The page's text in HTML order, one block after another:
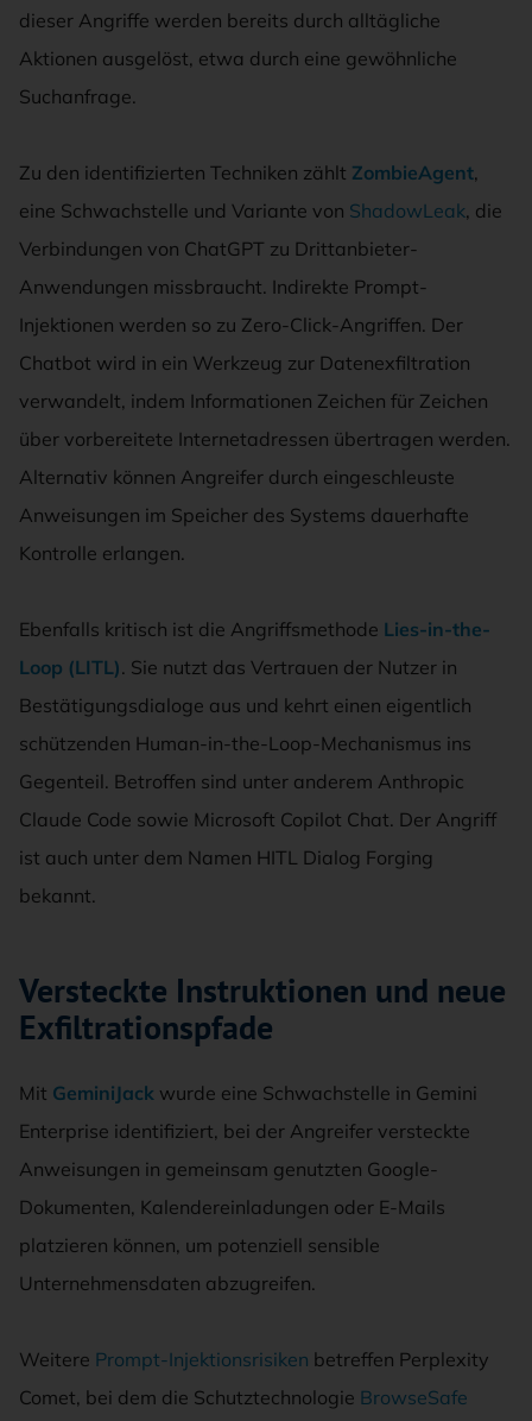
dieser Angriffe werden bereits durch alltägliche
Aktionen ausgelöst, etwa durch eine gewöhnliche
Suchanfrage.
Zu den identifizierten Techniken zählt ZombieAgent,
eine Schwachstelle und Variante von ShadowLeak, die
Verbindungen von ChatGPT zu Drittanbieter-
Anwendungen missbraucht. Indirekte Prompt-
Injektionen werden so zu Zero-Click-Angriffen. Der
Chatbot wird in ein Werkzeug zur Datenexfiltration
verwandelt, indem Informationen Zeichen für Zeichen
über vorbereitete Internetadressen übertragen werden.
Alternativ können Angreifer durch eingeschleuste
Anweisungen im Speicher des Systems dauerhafte
Kontrolle erlangen.
Ebenfalls kritisch ist die Angriffsmethode Lies-in-the-
Loop (LITL). Sie nutzt das Vertrauen der Nutzer in
Bestätigungsdialoge aus und kehrt einen eigentlich
schützenden Human-in-the-Loop-Mechanismus ins
Gegenteil. Betroffen sind unter anderem Anthropic
Claude Code sowie Microsoft Copilot Chat. Der Angriff
ist auch unter dem Namen HITL Dialog Forging
bekannt.
Versteckte Instruktionen und neue
Exfiltrationspfade
Mit GeminiJack wurde eine Schwachstelle in Gemini
Enterprise identifiziert, bei der Angreifer versteckte
Anweisungen in gemeinsam genutzten Google-
Dokumenten, Kalendereinladungen oder E-Mails
platzieren können, um potenziell sensible
Unternehmensdaten abzugreifen.
Weitere Prompt-Injektionsrisiken betreffen Perplexity
Comet, bei dem die Schutztechnologie BrowseSafe